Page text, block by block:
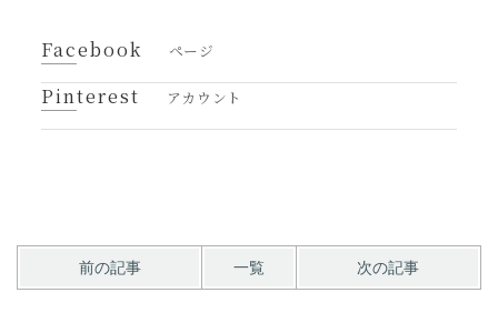
Facebook ページ
Pinterest アカウント
前の記事 一覧 次の記事